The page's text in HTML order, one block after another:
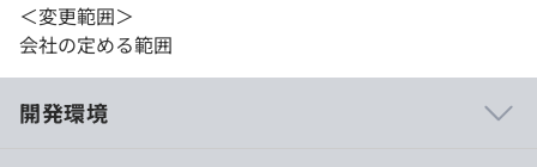
＜変更範囲＞
会社の定める範囲
開発環境